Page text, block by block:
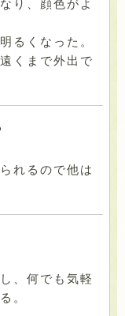
り、顔色がよ
るくなった。
くまで外出で
れるので他は
、何でも気軽
。